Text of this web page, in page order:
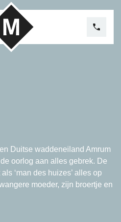
Duitse waddeneiland Amrum
oorlog aan alles gebrek. De
‘man des huizes’ alles op
moeder, zijn broertje en